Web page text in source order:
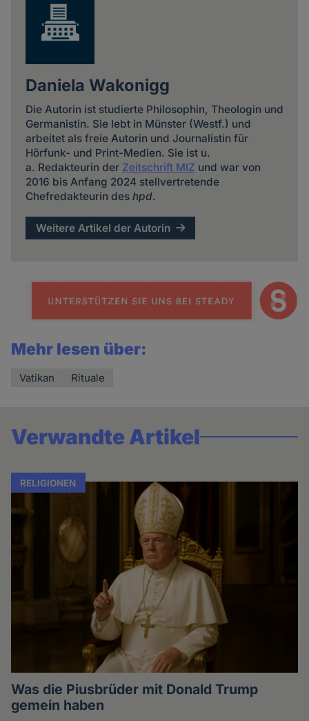
Daniela Wakonigg
Die Autorin ist studierte Philosophin, Theologin und
Germanistin. Sie lebt in Münster (Westf.) und
arbeitet als freie Autorin und Journalistin für
Hörfunk- und Print-Medien. Sie ist u.
a. Redakteurin der Zeitschrift MIZ und war von
2016 bis Anfang 2024 stellvertretende
Chefredakteurin des hpd.
Weitere Artikel der Autorin
Mehr lesen über:
Vatikan Rituale
Verwandte Artikel
RELIGIONEN
Was die Piusbrüder mit Donald Trump
gemein haben